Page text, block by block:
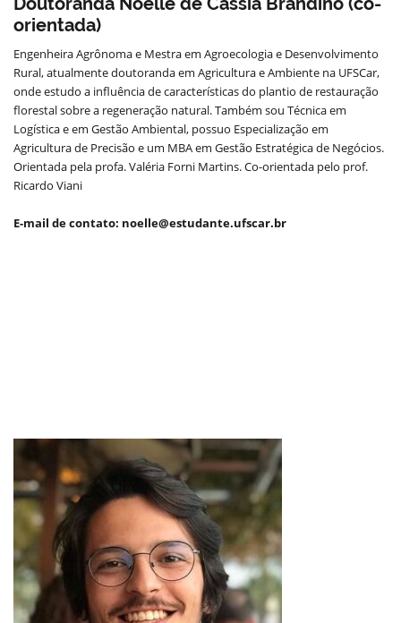
orientada)
Engenheira Agrônoma e Mestra em Agroecologia e Desenvolvimento
Rural, atualmente doutoranda em Agricultura e Ambiente na UFSCar,
onde estudo a influência de características do plantio de restauração
florestal sobre a regeneração natural. Também sou Técnica em
Logística e em Gestão Ambiental, possuo Especialização em
Agricultura de Precisão e um MBA em Gestão Estratégica de Negócios.
Orientada pela profa. Valéria Forni Martins. Co-orientada pelo prof.
Ricardo Viani
E-mail de contato: noelle@estudante.ufscar.br